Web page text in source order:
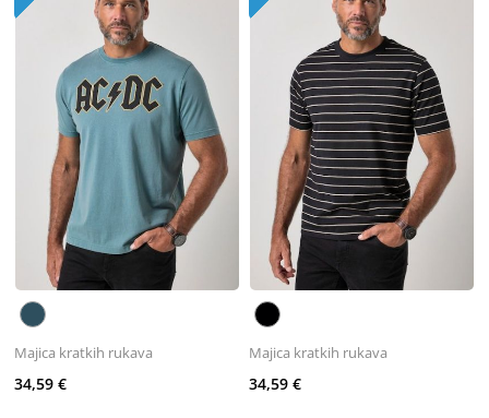
Majica kratkih rukava
34,59 €
Majica kratkih rukava
34,59 €